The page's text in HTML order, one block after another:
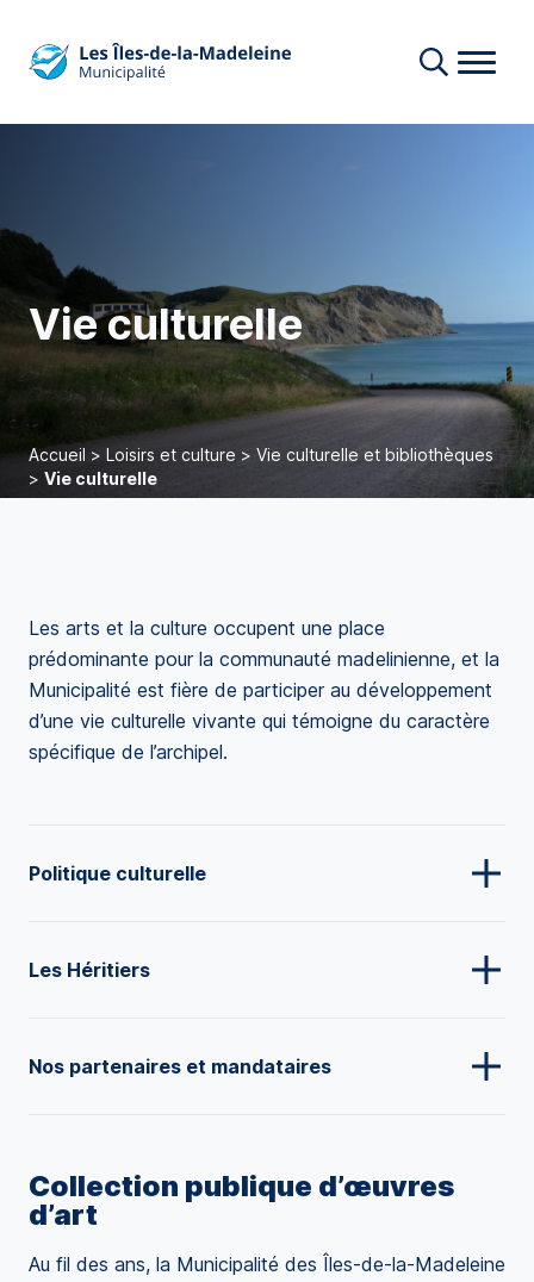
Vie culturelle
Accueil > Loisirs et culture > Vie culturelle et bibliothèques
> Vie culturelle
Les arts et la culture occupent une place
prédominante pour la communauté madelinienne, et la
Municipalité est fière de participer au développement
d’une vie culturelle vivante qui témoigne du caractère
spécifique de l’archipel.
Politique culturelle
Les Héritiers
Nos partenaires et mandataires
Collection publique d’œuvres
d’art
Au fil des ans, la Municipalité des Îles-de-la-Madeleine